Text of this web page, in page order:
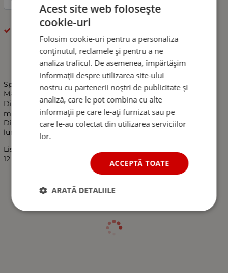
Informații
Specificație:
Material: otel inoxidabil
Dimensiunea acelor de curățare: 1,1 mm, 1,4 mm, 1,6 mm, 1,8
mm, 2,1 mm
Diametrul periilor: 2 mm, 3 mm, 4 mm, 5 mm, 7 mm;
lungime totala: 11 cm
Lista pachetelor:
12 fire de curățare + 10 ace de curățare + 5 perii
Acest site web folosește
cookie-uri
Folosim cookie-uri pentru a personaliza
conținutul, reclamele și pentru a ne
analiza traficul. De asemenea, împărtășim
informații despre utilizarea site-ului
nostru cu partenerii noștri de publicitate și
analiză, care le pot combina cu alte
informații pe care le-ați furnizat sau pe
care le-au colectat din utilizarea serviciilor
lor.
ACCEPTĂ TOATE
ARATĂ DETALIILE